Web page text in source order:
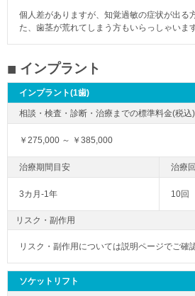
個人差がありますが、知覚過敏の症状が出る
た、歯茎が荒れてしまう方もいらっしゃいます
インプラント
インプラント(1歯)
￥275,000 ～ ￥385,000
3カ月-1年 10回
リスク・副作用
リスク・副作用については説明ページでご確
ソケットリフト